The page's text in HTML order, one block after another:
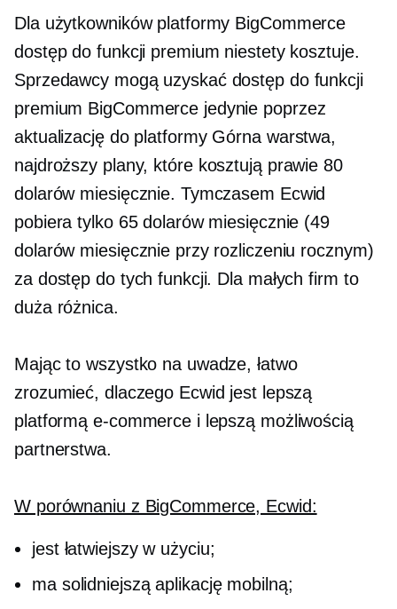
Dla użytkowników platformy BigCommerce
dostęp do funkcji premium niestety kosztuje.
Sprzedawcy mogą uzyskać dostęp do funkcji
premium BigCommerce jedynie poprzez
aktualizację do platformy Górna warstwa,
najdroższy plany, które kosztują prawie 80
dolarów miesięcznie. Tymczasem Ecwid
pobiera tylko 65 dolarów miesięcznie (49
dolarów miesięcznie przy rozliczeniu rocznym)
za dostęp do tych funkcji. Dla małych firm to
duża różnica.
Mając to wszystko na uwadze, łatwo
zrozumieć, dlaczego Ecwid jest lepszą
platformą e-commerce i lepszą możliwością
partnerstwa.
W porównaniu z BigCommerce, Ecwid:
jest łatwiejszy w użyciu;
ma solidniejszą aplikację mobilną;